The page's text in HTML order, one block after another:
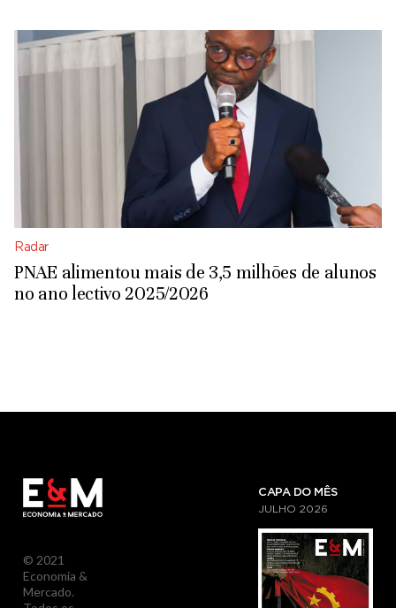
Radar
PNAE alimentou mais de 3,5 milhões de alunos
no ano lectivo 2025/2026
© 2021
Economia &
Mercado.
CAPA DO MÊS
JULHO 2026